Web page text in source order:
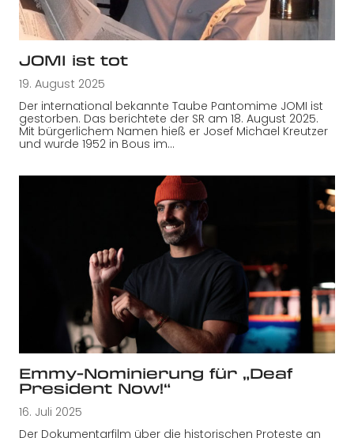
JOMI ist tot
19. August 2025
Der international bekannte Taube Pantomime JOMI ist
gestorben. Das berichtete der SR am 18. August 2025.
Mit bürgerlichem Namen hieß er Josef Michael Kreutzer
und wurde 1952 in Bous im…
Emmy-Nominierung für „Deaf
President Now!“
16. Juli 2025
Der Dokumentarfilm über die historischen Proteste an